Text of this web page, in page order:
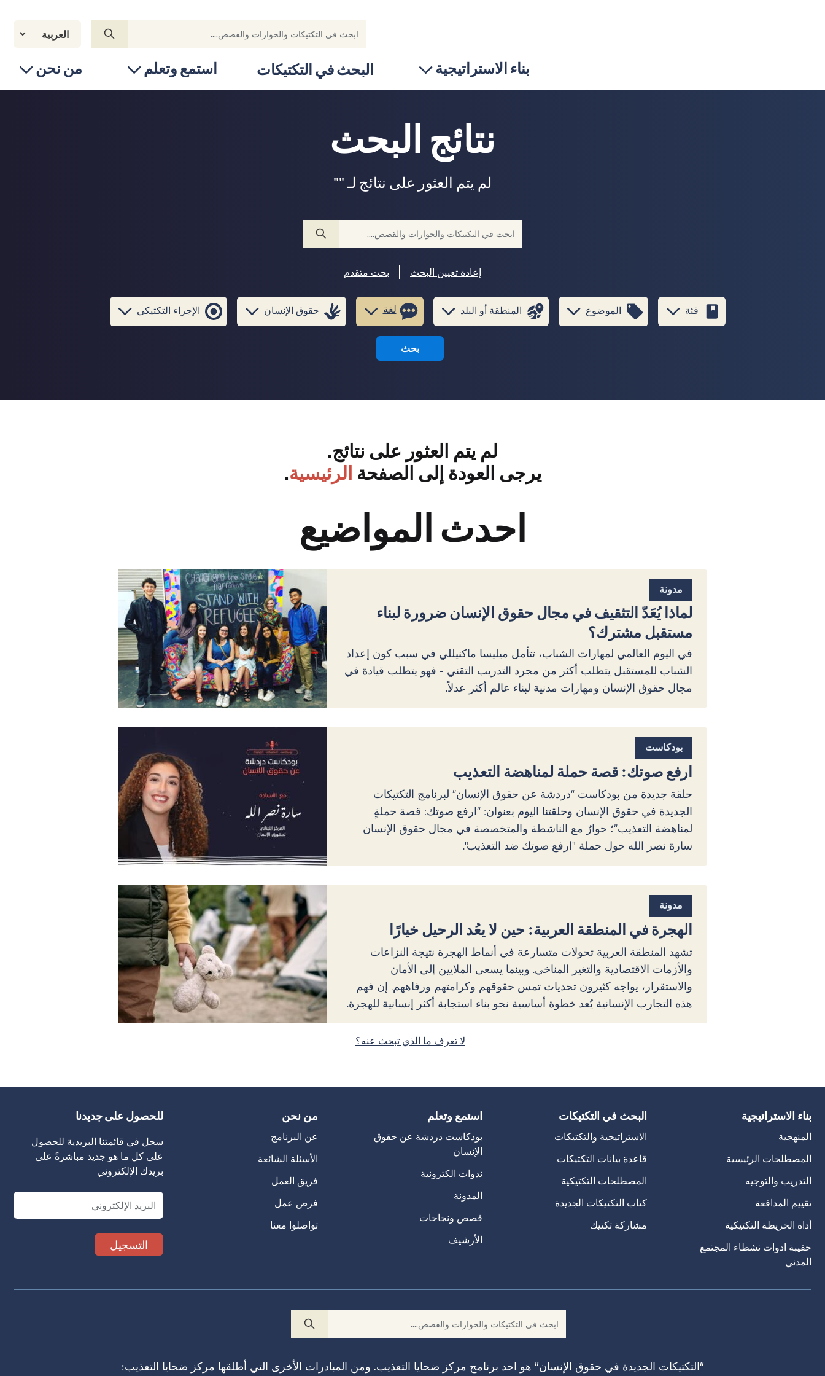
بناء الاستراتيجية البحث في التكتيكات استمع وتعلم من نحن
نتائج البحث
لم يتم العثور على نتائج لـ ""
إعادة تعيين البحث بحت متقدم
فئة الموضوع المنطقة أو البلد لغة حقوق الإنسان الإجراء التكتيكي
بحث
لم يتم العثور على نتائج.
يرجى العودة إلى الصفحة الرئيسية.
احدث المواضيع
مدونة
لماذا يُعَدّ التثقيف في مجال حقوق الإنسان ضرورة لبناء
مستقبل مشترك؟
في اليوم العالمي لمهارات الشباب، تتأمل ميليسا ماكنيللي في سبب كون إعداد
الشباب للمستقبل يتطلب أكثر من مجرد التدريب التقني - فهو يتطلب قيادة في
مجال حقوق الإنسان ومهارات مدنية لبناء عالم أكثر عدلاً.
بودكاست
ارفع صوتك: قصة حملة لمناهضة التعذيب
حلقة جديدة من بودكاست “دردشة عن حقوق الإنسان” لبرنامج التكتيكات
الجديدة في حقوق الإنسان وحلقتنا اليوم بعنوان: “ارفع صوتك: قصة حملةٍ
لمناهضة التعذيب”؛ حوارٌ مع الناشطة والمتخصصة في مجال حقوق الإنسان
سارة نصر الله حول حملة "ارفع صوتك ضد التعذيب".
مدونة
الهجرة في المنطقة العربية: حين لا يعُد الرحيل خيارًا
تشهد المنطقة العربية تحولات متسارعة في أنماط الهجرة نتيجة النزاعات
والأزمات الاقتصادية والتغير المناخي. وبينما يسعى الملايين إلى الأمان
والاستقرار، يواجه كثيرون تحديات تمس حقوقهم وكرامتهم ورفاههم. إن فهم
هذه التجارب الإنسانية يُعد خطوة أساسية نحو بناء استجابة أكثر إنسانية للهجرة.
لا تعرف ما الذي تبحث عنه؟
للحصول على جديدنا
سجل في قائمتنا البريدية للحصول
على كل ما هو جديد مباشرةً على
بريدك الإلكتروني
Email
بناء الاستراتيجية
المنهجية
المصطلحات الرئيسية
التدريب والتوجيه
تقييم المدافعة
أداة الخريطة التكتيكية
حقيبة ادوات نشطاء المجتمع
المدني
البحث في التكتيكات
الاستراتيجية والتكتيكات
قاعدة بيانات التكتيكات
المصطلحات التكتيكية
كتاب التكتيكات الجديدة
مشاركة تكتيك
استمع وتعلم
بودكاست دردشة عن حقوق
الإنسان
ندوات الكترونية
المدونة
قصص ونجاحات
الأرشيف
من نحن
عن البرنامج
الأسئلة الشائعة
فريق العمل
فرص عمل
تواصلوا معنا
“التكتيكات الجديدة في حقوق الإنسان” هو احد برنامج مركز ضحايا التعذيب. ومن المبادرات الأخرى التي أطلقها مركز ضحايا التعذيب: